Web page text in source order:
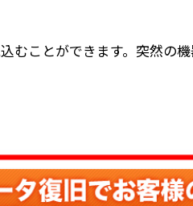
むことができます。突然の